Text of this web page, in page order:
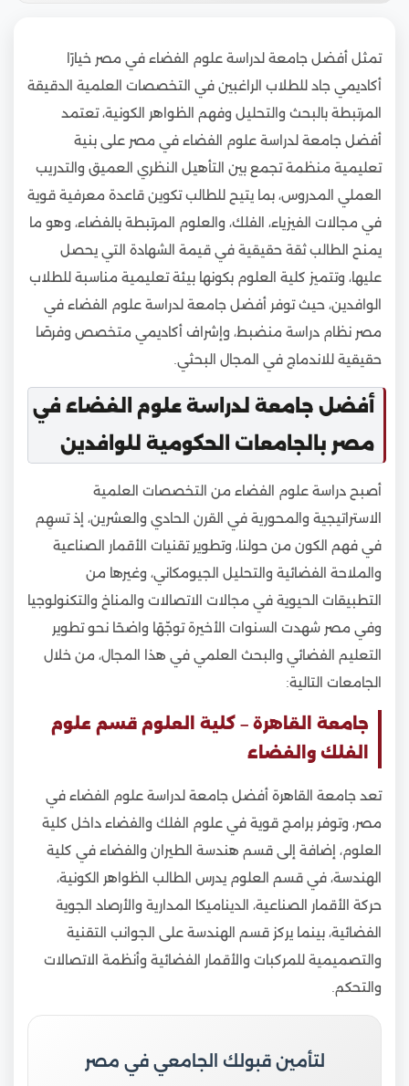
تمثل أفضل جامعة لدراسة علوم الفضاء في مصر خيارًا
أكاديمي جاد للطلاب الراغبين في التخصصات العلمية الدقيقة
المرتبطة بالبحث والتحليل وفهم الظواهر الكونية، تعتمد
أفضل جامعة لدراسة علوم الفضاء في مصر على بنية
تعليمية منظمة تجمع بين التأهيل النظري العميق والتدريب
العملي المدروس، بما يتيح للطالب تكوين قاعدة معرفية قوية
في مجالات الفيزياء، الفلك، والعلوم المرتبطة بالفضاء، وهو ما
يمنح الطالب ثقة حقيقية في قيمة الشهادة التي يحصل
عليها، وتتميز كلية العلوم بكونها بيئة تعليمية مناسبة للطلاب
الوافدين، حيث توفر أفضل جامعة لدراسة علوم الفضاء في
مصر نظام دراسة منضبط، وإشراف أكاديمي متخصص وفرصًا
حقيقية للاندماج في المجال البحثي.
أفضل جامعة لدراسة علوم الفضاء في
مصر بالجامعات الحكومية للوافدين
أصبح دراسة علوم الفضاء من التخصصات العلمية
الاستراتيجية والمحورية في القرن الحادي والعشرين، إذ تسهِم
في فهم الكون من حولنا، وتطوير تقنيات الأقمار الصناعية
والملاحة الفضائية والتحليل الجيومكاني، وغيرها من
التطبيقات الحيوية في مجالات الاتصالات والمناخ والتكنولوجيا
وفي مصر شهدت السنوات الأخيرة توجّهًا واضحًا نحو تطوير
التعليم الفضائي والبحث العلمي في هذا المجال، من خلال
الجامعات التالية:
جامعة القاهرة – كلية العلوم قسم علوم
الفلك والفضاء
تعد جامعة القاهرة أفضل جامعة لدراسة علوم الفضاء في
مصر، وتوفر برامج قوية في علوم الفلك والفضاء داخل كلية
العلوم، إضافة إلى قسم هندسة الطيران والفضاء في كلية
الهندسة، في قسم العلوم يدرس الطالب الظواهر الكونية،
حركة الأقمار الصناعية، الديناميكا المدارية والأرصاد الجوية
الفضائية، بينما يركز قسم الهندسة على الجوانب التقنية
والتصميمية للمركبات والأقمار الفضائية وأنظمة الاتصالات
والتحكم.
لتأمين قبولك الجامعي في مصر